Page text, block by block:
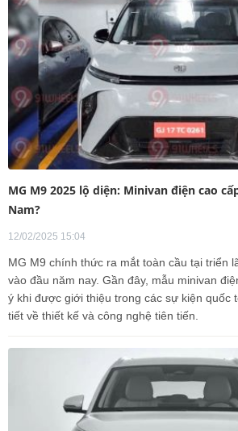
MG M9 2025 lộ diện: Minivan điện cao
Nam?
12/02/2025 15:04
MG M9 chính thức ra mắt toàn cầu tại triển
vào đầu năm nay. Gần đây, mẫu minivan
ý khi được giới thiệu trong các sự kiện quốc
tiết về thiết kế và công nghệ tiên tiến.